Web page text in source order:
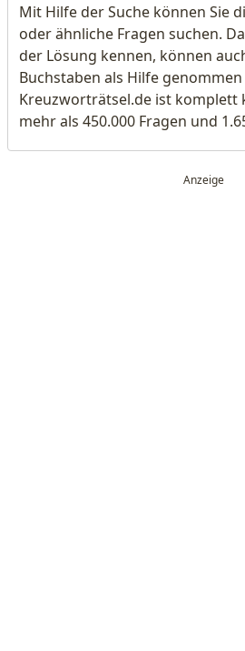
Mit Hilfe der Suche können Sie
oder ähnliche Fragen suchen.
der Lösung kennen, können
Buchstaben als Hilfe
Kreuzworträtsel.de ist komplett
mehr als 450.000 Fragen und